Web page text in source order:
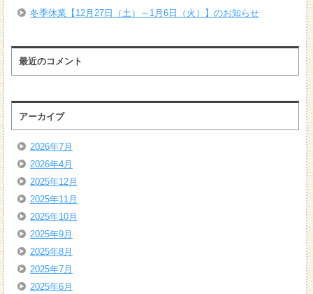
冬季休業【12月27日（土）～1月6日（火）】のお知らせ
最近のコメント
アーカイブ
2026年7月
2026年4月
2025年12月
2025年11月
2025年10月
2025年9月
2025年8月
2025年7月
2025年6月